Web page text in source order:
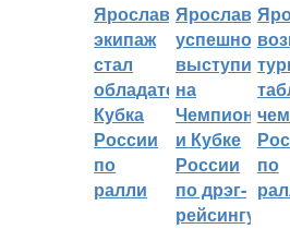
Ярославский
экипаж
стал
обладателем
Кубка
России
по
ралли
Ярославцы
успешно
выступили
на
Чемпионате
и Кубке
России
по дрэг-
рейсингу
по